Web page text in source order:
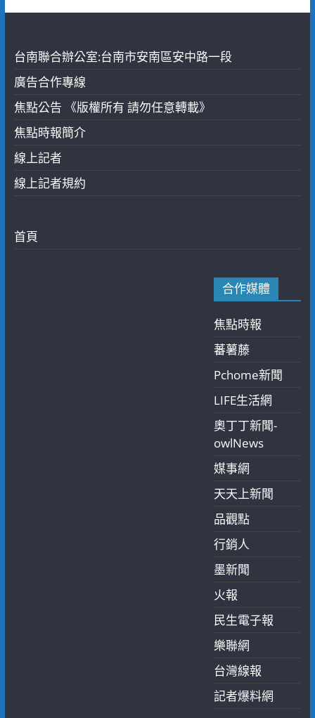
台南聯合辦公室:台南市安南區安中路一段
廣告合作專線
焦點公告 《版權所有 請勿任意轉載》
焦點時報簡介
線上記者
線上記者規約
首頁
合作媒體
焦點時報
蕃薯藤
Pchome新聞
LIFE生活網
奧丁丁新聞-
owlNews
媒事網
天天上新聞
品觀點
行銷人
墨新聞
火報
民生電子報
樂聯網
台灣線報
記者爆料網